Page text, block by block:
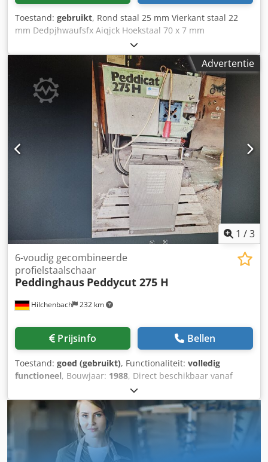
Toestand: gebruikt, Rond staal 25 mm Vierkant staal 22
mm Dedpjhwaufsfx Aiqjck Hoekstaal 70 x 7 mm
Snijcapaciteit 100 x 10 mm Plaatdikte 10 mm Totaal
benodigd vermogen 1,3 kW Gewicht machine ca. 0,6 t
Benodigde ruimte ca. 1.1 x 0.65 x 1.5 m
Advertentie
1 /3
Hilchenbach 232 km
6-voudig gecombineerde
profielstaalschaar
Peddinghaus Peddycut 275 H
Prijsinfo Bellen
Toestand: goed (gebruikt), Functionaliteit: volledig
functioneel, Bouwjaar: 1988, Direct beschikbaar vanaf
locatie: Profielstaalschaar Peddinghaus Type Peddycut 275
Bouwjaar: 1987 Drukvermogen: 27 ton Tafel: 400 x 250 mm
Uitlading: 90 mm Capaciteit: 10 mm Aandrijving: 1,5 kW
Slagen/min: 15 Vlakstaal: 50 x 15 mm Dcedpfx Aozkg
Rneiqok Hoekstaal: 65 x 6 mm Rondstaal: 28 mm
Vierkantstaal: 25 mm Meslengte: 175 mm Pons-slag: 24